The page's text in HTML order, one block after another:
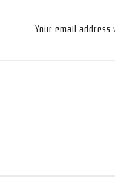
Your email address